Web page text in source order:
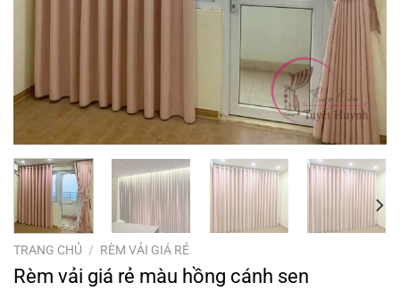
TRANG CHỦ / RÈM VẢI GIÁ RẺ
Rèm vải giá rẻ màu hồng cánh sen